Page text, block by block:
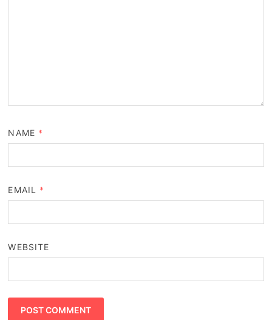
NAME *
EMAIL *
WEBSITE